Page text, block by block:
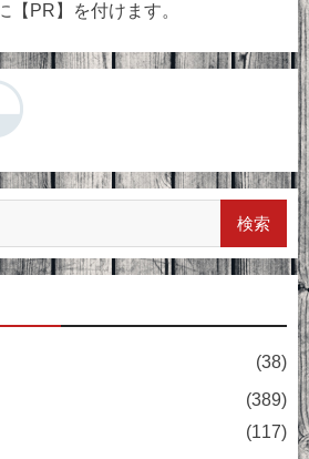
【PR】を付けます。
(38)
(389)
(117)